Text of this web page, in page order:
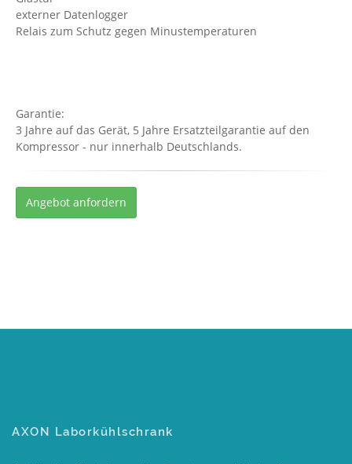
externer Datenlogger
Relais zum Schutz gegen Minustemperaturen
Garantie:
3 Jahre auf das Gerät, 5 Jahre Ersatzteilgarantie auf den
Kompressor - nur innerhalb Deutschlands.
Angebot anfordern
AXON Laborkühlschrank